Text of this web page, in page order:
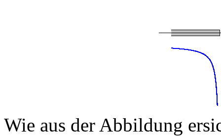
Wie aus der Abbildung